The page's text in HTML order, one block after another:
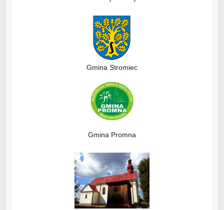
Gmina Stromiec
Gmina Promna